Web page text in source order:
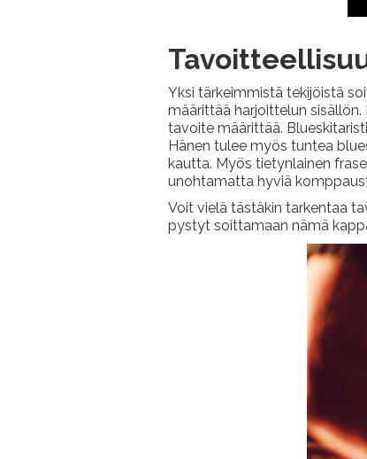
Yksi tärkeimmistä tekijöistä
määrittää harjoittelun
tavoite määrittää.
Hänen tulee myös tuntea
kautta. Myös tietynlainen
unohtamatta hyviä
Voit vielä tästäkin tarkentaa
pystyt soittamaan nämä